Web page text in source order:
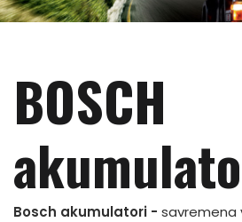
BOSCH
Bosch akumulatori - savremena